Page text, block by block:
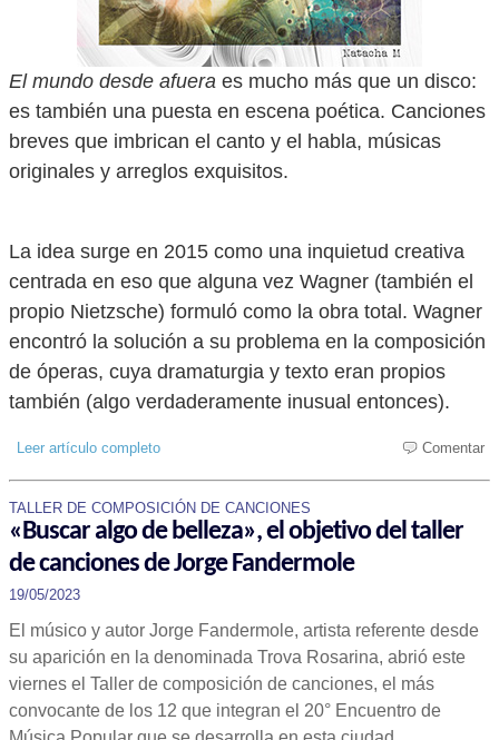
El mundo desde afuera es mucho más que un disco:
es también una puesta en escena poética. Canciones
breves que imbrican el canto y el habla, músicas
originales y arreglos exquisitos.
La idea surge en 2015 como una inquietud creativa
centrada en eso que alguna vez Wagner (también el
propio Nietzsche) formuló como la obra total. Wagner
encontró la solución a su problema en la composición
de óperas, cuya dramaturgia y texto eran propios
también (algo verdaderamente inusual entonces).
Leer artículo completo Comentar
TALLER DE COMPOSICIÓN DE CANCIONES
«Buscar algo de belleza», el objetivo del taller
de canciones de Jorge Fandermole
19/05/2023
El músico y autor Jorge Fandermole, artista referente desde
su aparición en la denominada Trova Rosarina, abrió este
viernes el Taller de composición de canciones, el más
convocante de los 12 que integran el 20° Encuentro de